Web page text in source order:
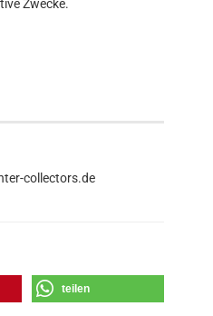
Zwecke.
collectors.de
teilen